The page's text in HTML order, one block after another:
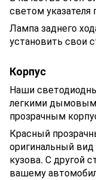
светом указателя
Лампа заднего
установить свои
Корпус
Наши
легкими
прозрачным
Красный
оригинальный
кузова. С другой
вашему